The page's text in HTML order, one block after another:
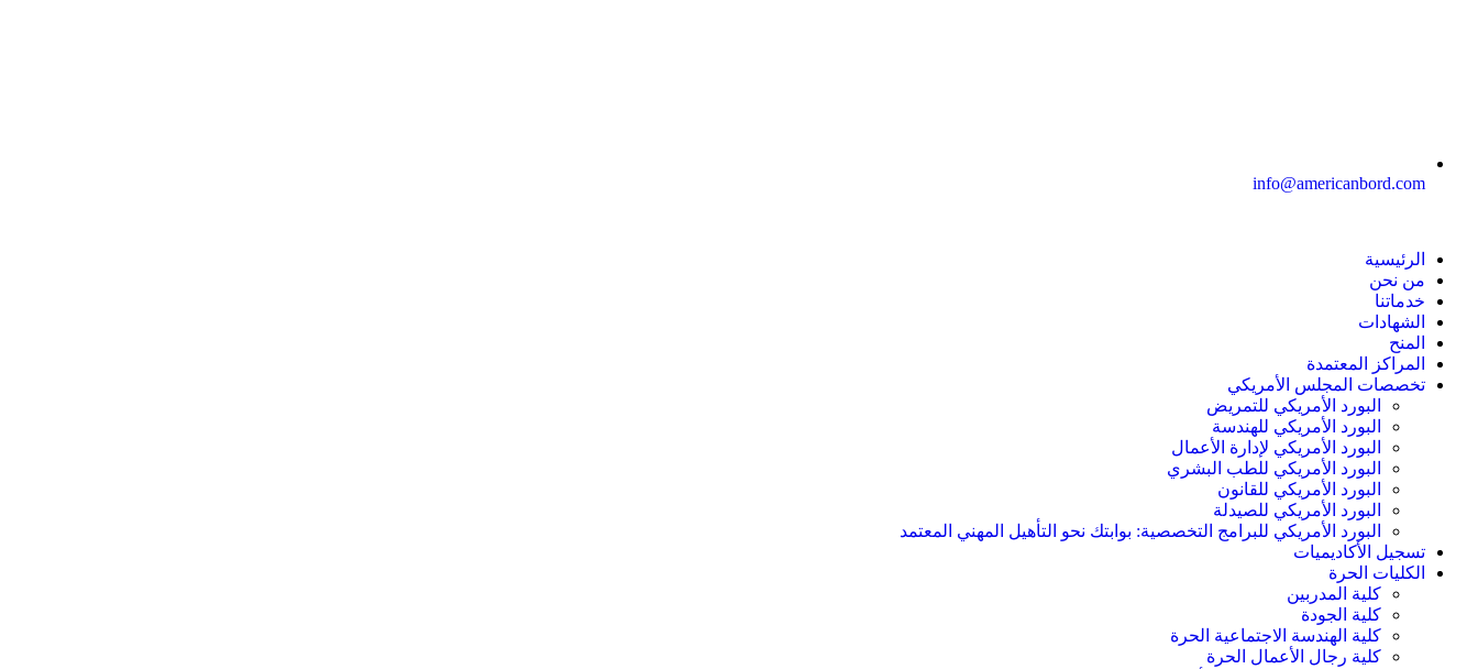
info@americanbord.com
الرئيسية
من نحن
خدماتنا
الشهادات
المنح
المراكز المعتمدة
تخصصات المجلس الأمريكي
البورد الأمريكي للتمريض
البورد الأمريكي للهندسة
البورد الأمريكي لإدارة الأعمال
البورد الأمريكي للطب البشري
البورد الأمريكي للقانون
البورد الأمريكي للصيدلة
البورد الأمريكي للبرامج التخصصية: بوابتك نحو التأهيل المهني المعتمد
تسجيل الأكاديميات
الكليات الحرة
كلية المدربين
كلية الجودة
كلية الهندسة الاجتماعية الحرة
كلية رجال الأعمال الحرة